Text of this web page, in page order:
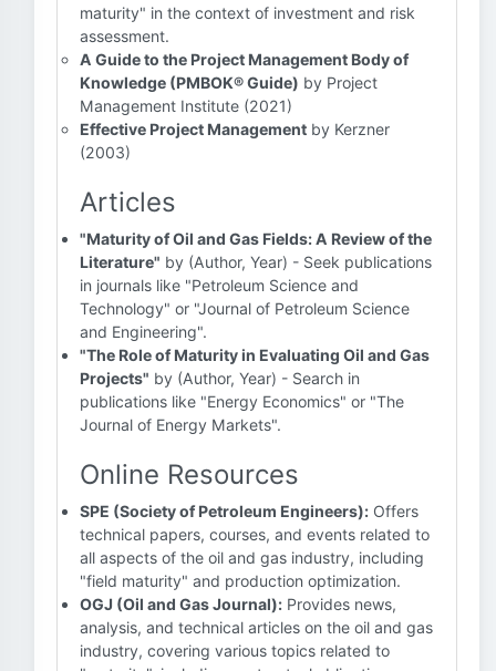
maturity" in the context of investment and risk
assessment.
A Guide to the Project Management Body of
Knowledge (PMBOK® Guide) by Project
Management Institute (2021)
Effective Project Management by Kerzner
(2003)
Articles
"Maturity of Oil and Gas Fields: A Review of the
Literature" by (Author, Year) - Seek publications
in journals like "Petroleum Science and
Technology" or "Journal of Petroleum Science
and Engineering".
"The Role of Maturity in Evaluating Oil and Gas
Projects" by (Author, Year) - Search in
publications like "Energy Economics" or "The
Journal of Energy Markets".
Online Resources
SPE (Society of Petroleum Engineers): Offers
technical papers, courses, and events related to
all aspects of the oil and gas industry, including
"field maturity" and production optimization.
OGJ (Oil and Gas Journal): Provides news,
analysis, and technical articles on the oil and gas
industry, covering various topics related to